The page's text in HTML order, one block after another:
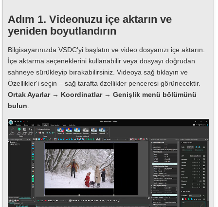
Adım 1. Videonuzu içe aktarın ve
yeniden boyutlandırın
Bilgisayarınızda VSDC'yi başlatın ve video dosyanızı içe aktarın.
İçe aktarma seçeneklerini kullanabilir veya dosyayı doğrudan
sahneye sürükleyip bırakabilirsiniz. Videoya sağ tıklayın ve
Özellikler'i seçin – sağ tarafta özellikler penceresi görünecektir.
Ortak Ayarlar → Koordinatlar → Genişlik menü bölümünü
bulun